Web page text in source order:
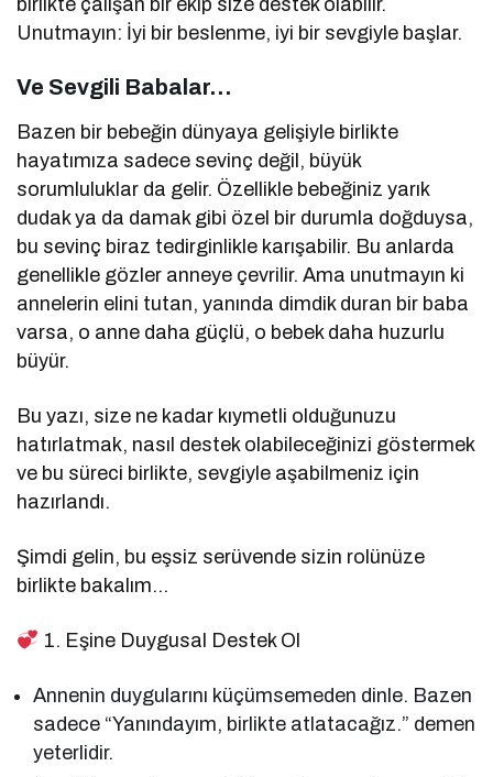
Unutmayın: İyi bir beslenme, iyi bir sevgiyle başlar.
Ve Sevgili Babalar…
Bazen bir bebeğin dünyaya gelişiyle birlikte
hayatımıza sadece sevinç değil, büyük
sorumluluklar da gelir. Özellikle bebeğiniz yarık
dudak ya da damak gibi özel bir durumla doğduysa,
bu sevinç biraz tedirginlikle karışabilir. Bu anlarda
genellikle gözler anneye çevrilir. Ama unutmayın ki
annelerin elini tutan, yanında dimdik duran bir baba
varsa, o anne daha güçlü, o bebek daha huzurlu
büyür.
Bu yazı, size ne kadar kıymetli olduğunuzu
hatırlatmak, nasıl destek olabileceğinizi göstermek
ve bu süreci birlikte, sevgiyle aşabilmeniz için
hazırlandı.
Şimdi gelin, bu eşsiz serüvende sizin rolünüze
birlikte bakalım…
1. Eşine Duygusal Destek Ol
Annenin duygularını küçümsemeden dinle. Bazen
sadece “Yanındayım, birlikte atlatacağız.” demen
yeterlidir.